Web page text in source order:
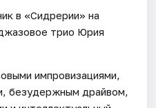
в «Сидрерии» на
трио Юрия
импровизациями,
безудержным драйвом,